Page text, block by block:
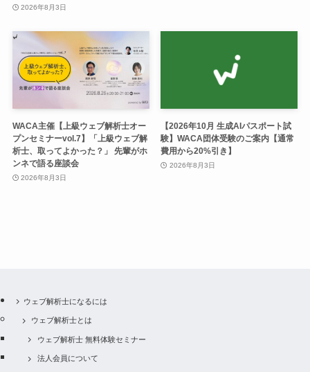
2026年8月3日
WACA主催【上級ウェブ解析士オー
プンセミナーvol.7】「上級ウェブ解
析士、取ってよかった？」 先輩がホ
ンネで語る座談会
2026年8月3日
【2026年10月 生成AIパスポート試
験】WACA団体受験のご案内【通常
費用から20%引き】
2026年8月3日
ウェブ解析士になるには
ウェブ解析士とは
ウェブ解析士 無料体験セミナー
法人会員について